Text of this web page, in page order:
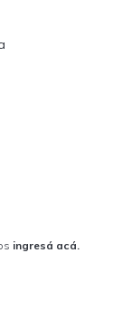
ingresá acá.